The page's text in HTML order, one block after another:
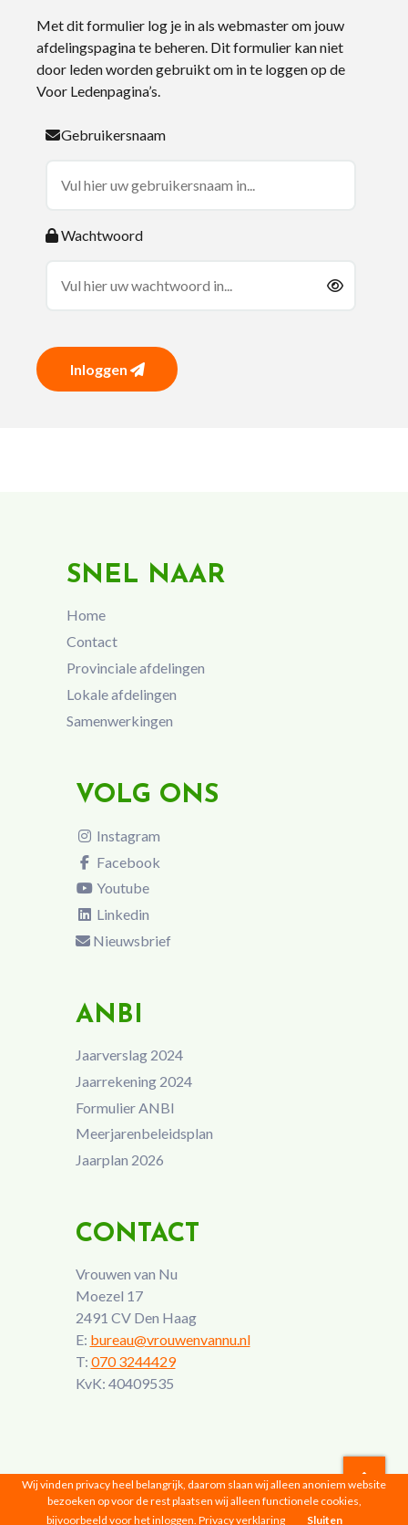
Met dit formulier log je in als webmaster om jouw
afdelingspagina te beheren. Dit formulier kan niet
door leden worden gebruikt om in te loggen op de
Voor Ledenpagina’s.
Gebruikersnaam
Wachtwoord
Inloggen
SNEL NAAR
Home
Contact
Provinciale afdelingen
Lokale afdelingen
Samenwerkingen
VOLG ONS
Instagram
Facebook
Youtube
Linkedin
Nieuwsbrief
ANBI
Jaarverslag 2024
Jaarrekening 2024
Formulier ANBI
Meerjarenbeleidsplan
Jaarplan 2026
CONTACT
Vrouwen van Nu
Moezel 17
2491 CV Den Haag
E: bureau@vrouwenvannu.nl
T: 070 3244429
KvK: 40409535
Vrouwen van Nu © 2026 |Privacyverklaring
Wij vinden privacy heel belangrijk, daarom slaan wij alleen anoniem website
bezoeken op voor de rest plaatsen wij alleen functionele cookies,
bijvoorbeeld voor het inloggen. Privacy verklaring Sluiten